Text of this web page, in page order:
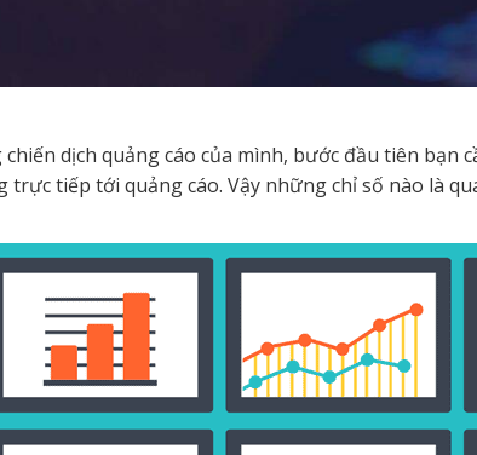
dịch quảng cáo của mình, bước đầu tiên bạn
trực tiếp tới quảng cáo. Vậy những chỉ số nào là